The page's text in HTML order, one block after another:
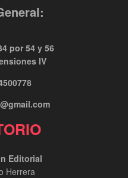
por 54 y 56
IV
Editorial
Herrera